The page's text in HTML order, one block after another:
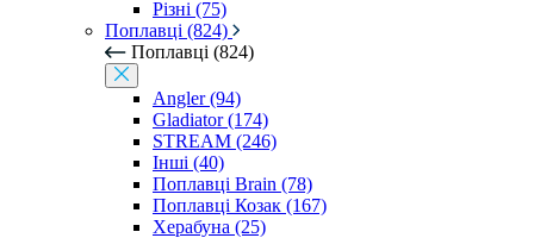
Різні (75)
Поплавці (824)
Поплавці (824)
Angler (94)
Gladiator (174)
STREAM (246)
Інші (40)
Поплавці Brain (78)
Поплавці Козак (167)
Херабуна (25)